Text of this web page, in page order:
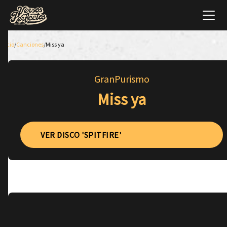
Inicio/Canciones/Miss ya
GranPurismo
Miss ya
VER DISCO 'SPITFIRE'